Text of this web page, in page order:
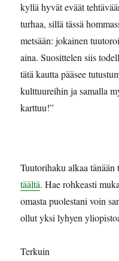
kyllä hyvät eväät
turhaa, sillä tässä
metsään: jokainen
aina. Suosittelen siis
tätä kautta pääsee
kulttuureihin ja samalla
karttuu!”
Tuutorihaku alkaa
täältä. Hae rohkeasti
omasta puolestani voin
ollut yksi lyhyen
Terkuin